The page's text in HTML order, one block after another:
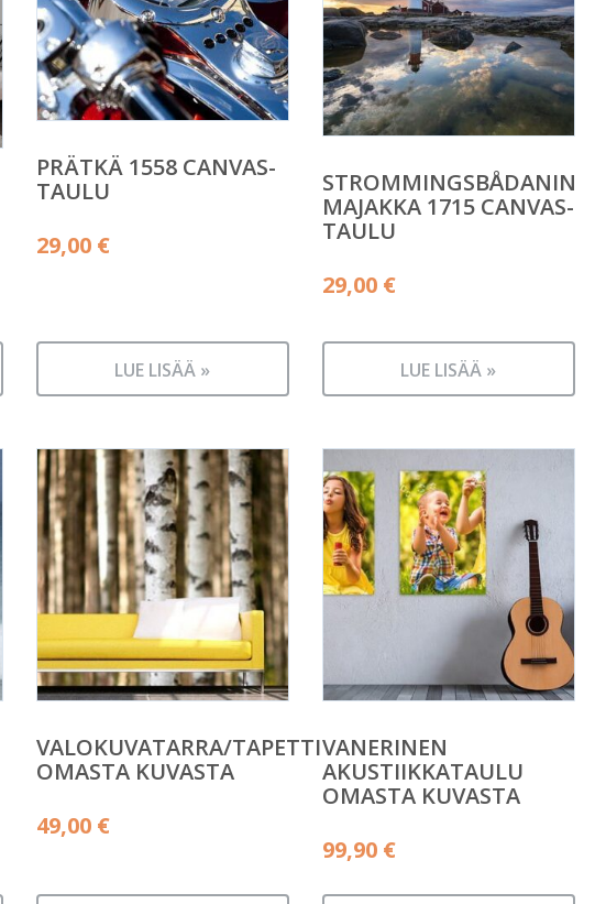
PRÄTKÄ 1558 CANVAS-
TAULU
29,00 €
LUE LISÄÄ »
STROMMINGSBÅDANIN
MAJAKKA 1715 CANVAS-
TAULU
29,00 €
LUE LISÄÄ »
VALOKUVATARRA/TAPETTI
OMASTA KUVASTA
49,00 €
VANERINEN
AKUSTIIKKATAULU
OMASTA KUVASTA
99,90 €